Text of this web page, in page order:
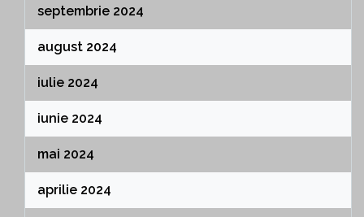
septembrie 2024
august 2024
iulie 2024
iunie 2024
mai 2024
aprilie 2024